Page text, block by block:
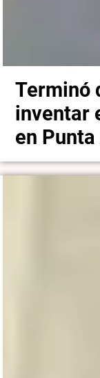
Terminó
inventar
en